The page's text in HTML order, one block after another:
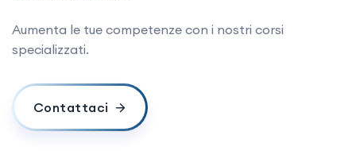
Aumenta le tue competenze con i nostri corsi
specializzati.
Contattaci